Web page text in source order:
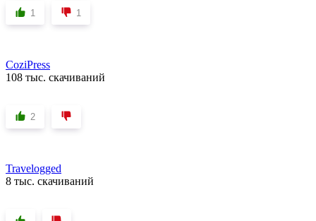
1 1
CoziPress
108 тыс. скачиваний
2
Travelogged
8 тыс. скачиваний